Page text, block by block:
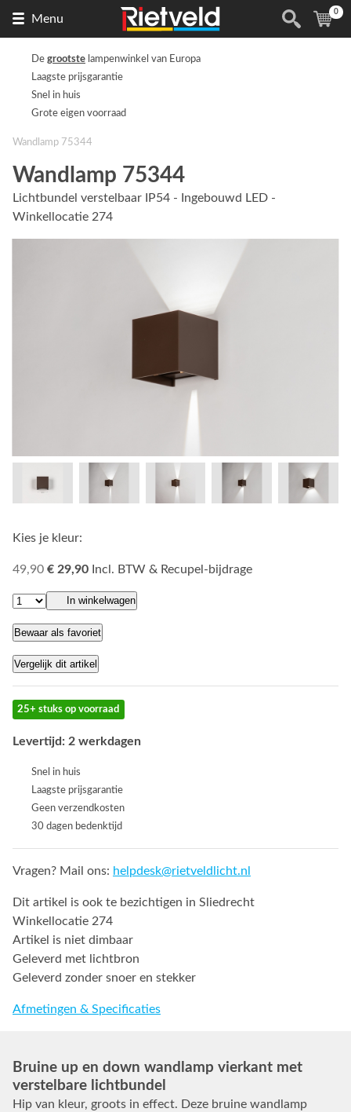
Menu
de
(
0
De grootste lampenwinkel van Europa
Laagste prijsgarantie
Snel in huis
Grote eigen voorraad
Wandlamp 75344
Wandlamp 75344
Lichtbundel verstelbaar IP54 - Ingebouwd LED -
Winkellocatie 274
Kies je kleur:
49,90 € 29,90 Incl. BTW & Recupel-bijdrage
In winkelwagen
Bewaar als favoriet
Vergelijk dit artikel
25+ stuks op voorraad
Levertijd: 2 werkdagen
Snel in huis
Laagste prijsgarantie
Geen verzendkosten
30 dagen bedenktijd
Vragen? Mail ons: helpdesk@rietveldlicht.nl
Dit artikel is ook te bezichtigen in Sliedrecht
Winkellocatie 274
Artikel is niet dimbaar
Geleverd met lichtbron
Geleverd zonder snoer en stekker
Afmetingen & Specificaties
Bruine up en down wandlamp vierkant met
verstelbare lichtbundel
Hip van kleur, groots in effect. Deze bruine wandlamp